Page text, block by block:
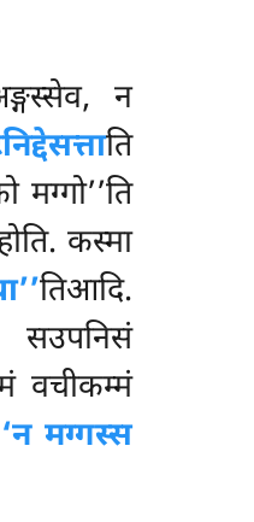
न
ति
मग्गो’’ति
कस्मा
तिआदि.
सउपनिसं
वचीकम्मं
मग्गस्स